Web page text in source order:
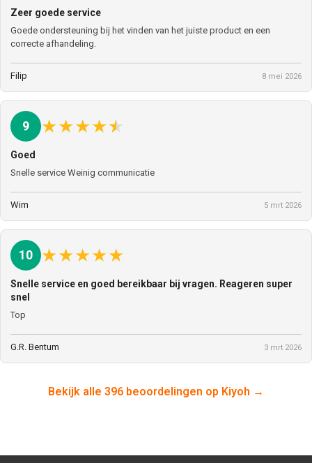
Zeer goede service
Goede ondersteuning bij het vinden van het juiste product en een
correcte afhandeling.
Filip 8 mei 2026
9 ★★★★★
Goed
Snelle service Weinig communicatie
Wim 5 mrt 2026
10 ★★★★★
Snelle service en goed bereikbaar bij vragen. Reageren super
snel
Top
G.R. Bentum 3 mrt 2026
Bekijk alle 396 beoordelingen op Kiyoh →